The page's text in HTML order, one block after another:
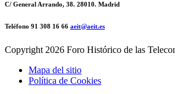
C/ General Arrando, 38. 28010. Madrid
Teléfono 91 308 16 66 aeit@aeit.es
Copyright 2026 Foro Histórico de las
Mapa del sitio
Política de Cookies